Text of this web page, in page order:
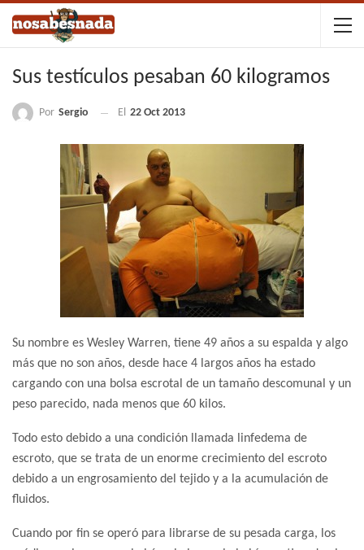
Sus testículos pesaban 60 kilogramos
Por Sergio El 22 Oct 2013
Su nombre es Wesley Warren, tiene 49 años a su espalda y algo
más que no son años, desde hace 4 largos años ha estado
cargando con una bolsa escrotal de un tamaño descomunal y un
peso parecido, nada menos que 60 kilos.
Todo esto debido a una condición llamada linfedema de
escroto, que se trata de un enorme crecimiento del escroto
debido a un engrosamiento del tejido y a la acumulación de
fluidos.
Cuando por fin se operó para librarse de su pesada carga, los